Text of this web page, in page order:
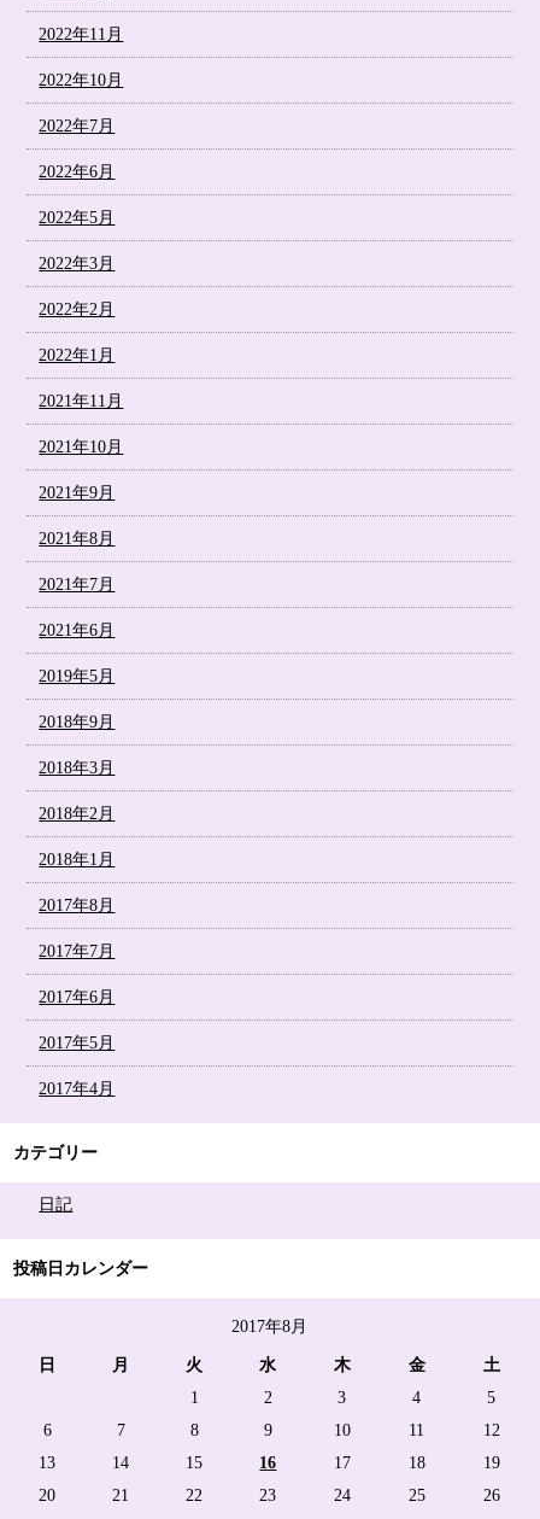
2022年11月
2022年10月
2022年7月
2022年6月
2022年5月
2022年3月
2022年2月
2022年1月
2021年11月
2021年10月
2021年9月
2021年8月
2021年7月
2021年6月
2019年5月
2018年9月
2018年3月
2018年2月
2018年1月
2017年8月
2017年7月
2017年6月
2017年5月
2017年4月
カテゴリー
日記
投稿日カレンダー
2017年8月
日 月 火 水 木 金
土
1
2 3 4
5
6
7 8 9 10 11
12
13
14 15 16 17 18
19
20
21 22 23 24 25 26